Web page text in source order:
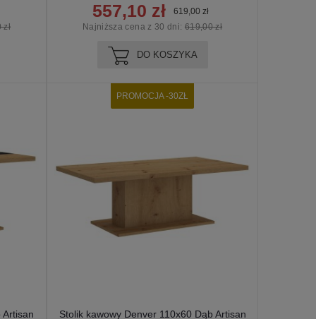
zł
557,10 zł
619,00 zł
Najniższa cena z 30 dni: 619,00 zł
DO KOSZYKA
Artisan Stolik kawowy Denver 110x60 Dąb Artisan
PROMOCJA -30ZŁ